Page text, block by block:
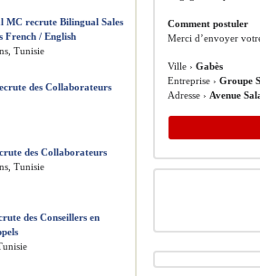
Comment postuler
Merci d’envoyer
Ville ›Gabès
Entreprise ›Groupe
Adresse › Avenue
MC recrute Bilingual Sales
French / English
Tunisie
des Collaborateurs
des Collaborateurs
Tunisie
des Conseillers en